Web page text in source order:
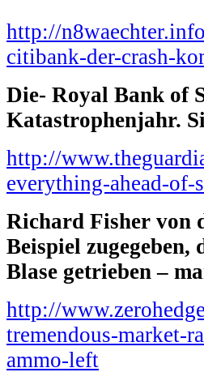
http://
citibank-der-crash-
Die- Royal Bank of
Katastrophenjahr.
http://
everything-ahead-of-
Richard Fisher von
Beispiel
Blase getrieben –
http://
tremendous-market-
ammo-left